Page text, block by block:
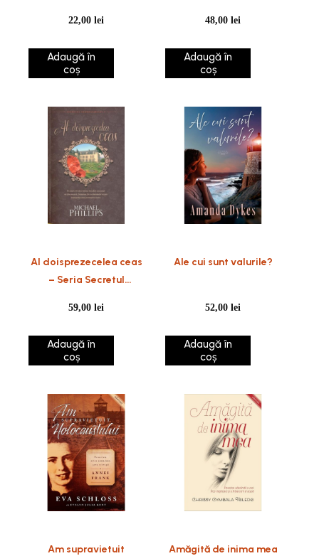
22,00lei
Adaugă în
coș
48,00lei
Adaugă în
coș
Al doisprezecelea ceas
– Seria Secretul
59,00lei
Adaugă în
coș
Ale cui sunt valurile?
52,00lei
Adaugă în
coș
Am supravietuit
Amăgită de inima mea